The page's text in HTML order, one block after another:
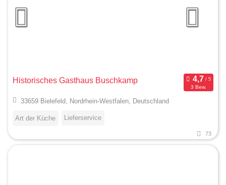
Historisches Gasthaus Buschkamp
3 Bew.
33659 Bielefeld, Nordrhein-Westfalen, Deutschland
Art der Küche Lieferservice
73